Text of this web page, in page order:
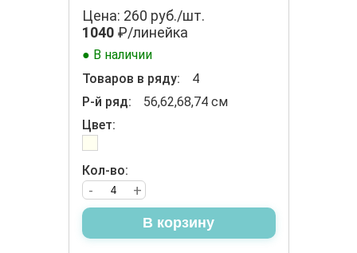
Цена: 260 руб./шт.
1040₽/линейка
● В наличии
Товаров в ряду:
4
Р-й ряд:
56,62,68,74 см
Цвет:
Кол-во:
+
-
В корзину